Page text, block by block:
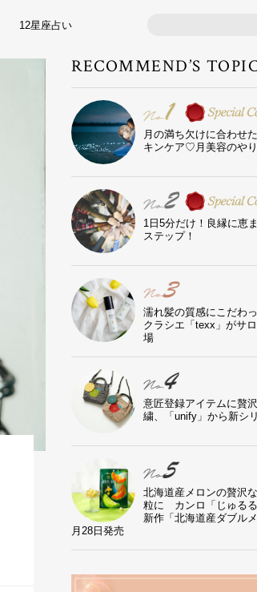
12星座占い
RECOMMEND’S
月の満ち欠けに合わせ
キンケア♡月美容のや
1日5分だけ！良縁に恵
ステップ！
濡れ髪の質感にこだわっ
クラシエ「texx」がサ
場
意匠登録アイテムに贅
繍、「unify」から新シ
北海道産メロンの贅沢
粒に カンロ「じゅる
新作「北海道産ダブル
月28日発売